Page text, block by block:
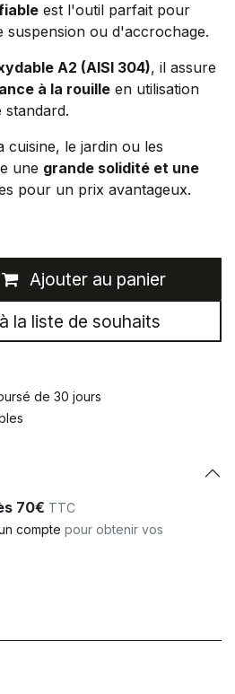
est l'outil parfait pour
suspension ou d'accrochage.
A2 (AISI 304), il assure
à la rouille en utilisation
cuisine, le jardin ou les
une grande solidité et une
pour un prix avantageux.
Ajouter au panier
la liste de souhaits
de 30 jours
70€ TTC
compte pour obtenir vos